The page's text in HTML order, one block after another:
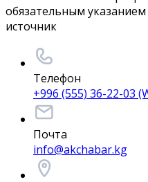
обязательным
источник
Телефон
+996 (555) 36-22-03
Почта
info@akchabar.kg